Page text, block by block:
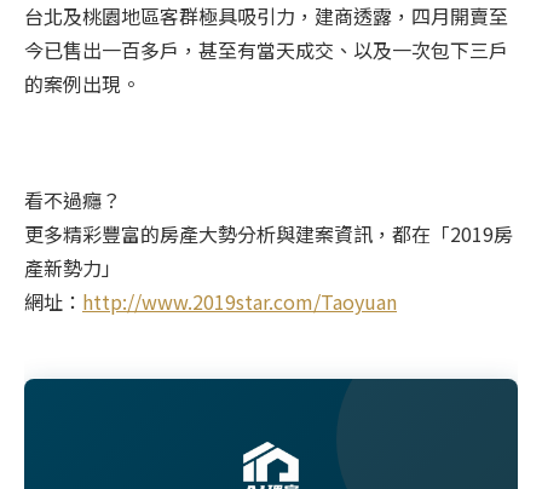
台北及桃園地區客群極具吸引力，建商透露，四月開賣至
今已售出一百多戶，甚至有當天成交、以及一次包下三戶
的案例出現。
看不過癮？
更多精彩豐富的房產大勢分析與建案資訊，都在「2019房
產新勢力」
網址： http://www.2019star.com/Taoyuan